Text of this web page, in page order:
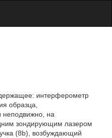
интерферометр
образца,
неподвижно, на
зондирующим лазером
(8b), возбуждающий